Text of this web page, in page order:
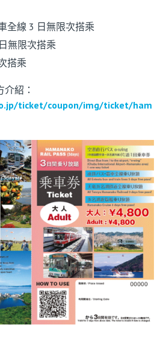
全線 3 日無限次搭乘
無限次搭乘
搭乘
紹：
ticket/coupon/img/ticket/ham